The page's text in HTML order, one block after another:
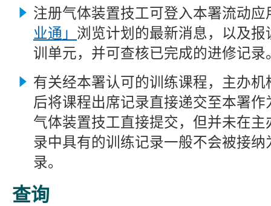
注册气体装置技工可登入本署流动应
业通」 浏览计划的最新消息，以及报
训单元，并可查核已完成的进修记录
有关经本署认可的训练课程，主办机
后将课程出席记录直接递交至本署作
气体装置技工直接提交，但并未在主
录中具有的训练记录一般不会被接纳
录。
查询